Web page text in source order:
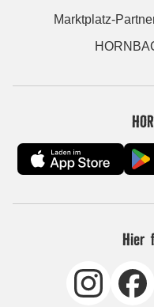
Marktplatz-
Hier